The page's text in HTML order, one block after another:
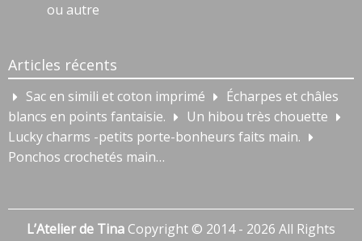
ou autre
Articles récents
Sac en simili et coton imprimé
Écharpes et châles
blancs en points fantaisie.
Un hibou très chouette
Lucky charms -petits porte-bonheurs faits main.
Ponchos crochetés main…
L’Atelier de Tina Copyright © 2014 - 2026 All Rights